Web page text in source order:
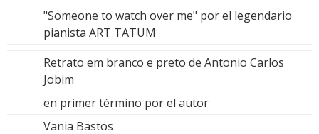
"Someone to watch over me" por el legendario
pianista ART TATUM
Retrato em branco e preto de Antonio Carlos
Jobim
en primer término por el autor
Vania Bastos